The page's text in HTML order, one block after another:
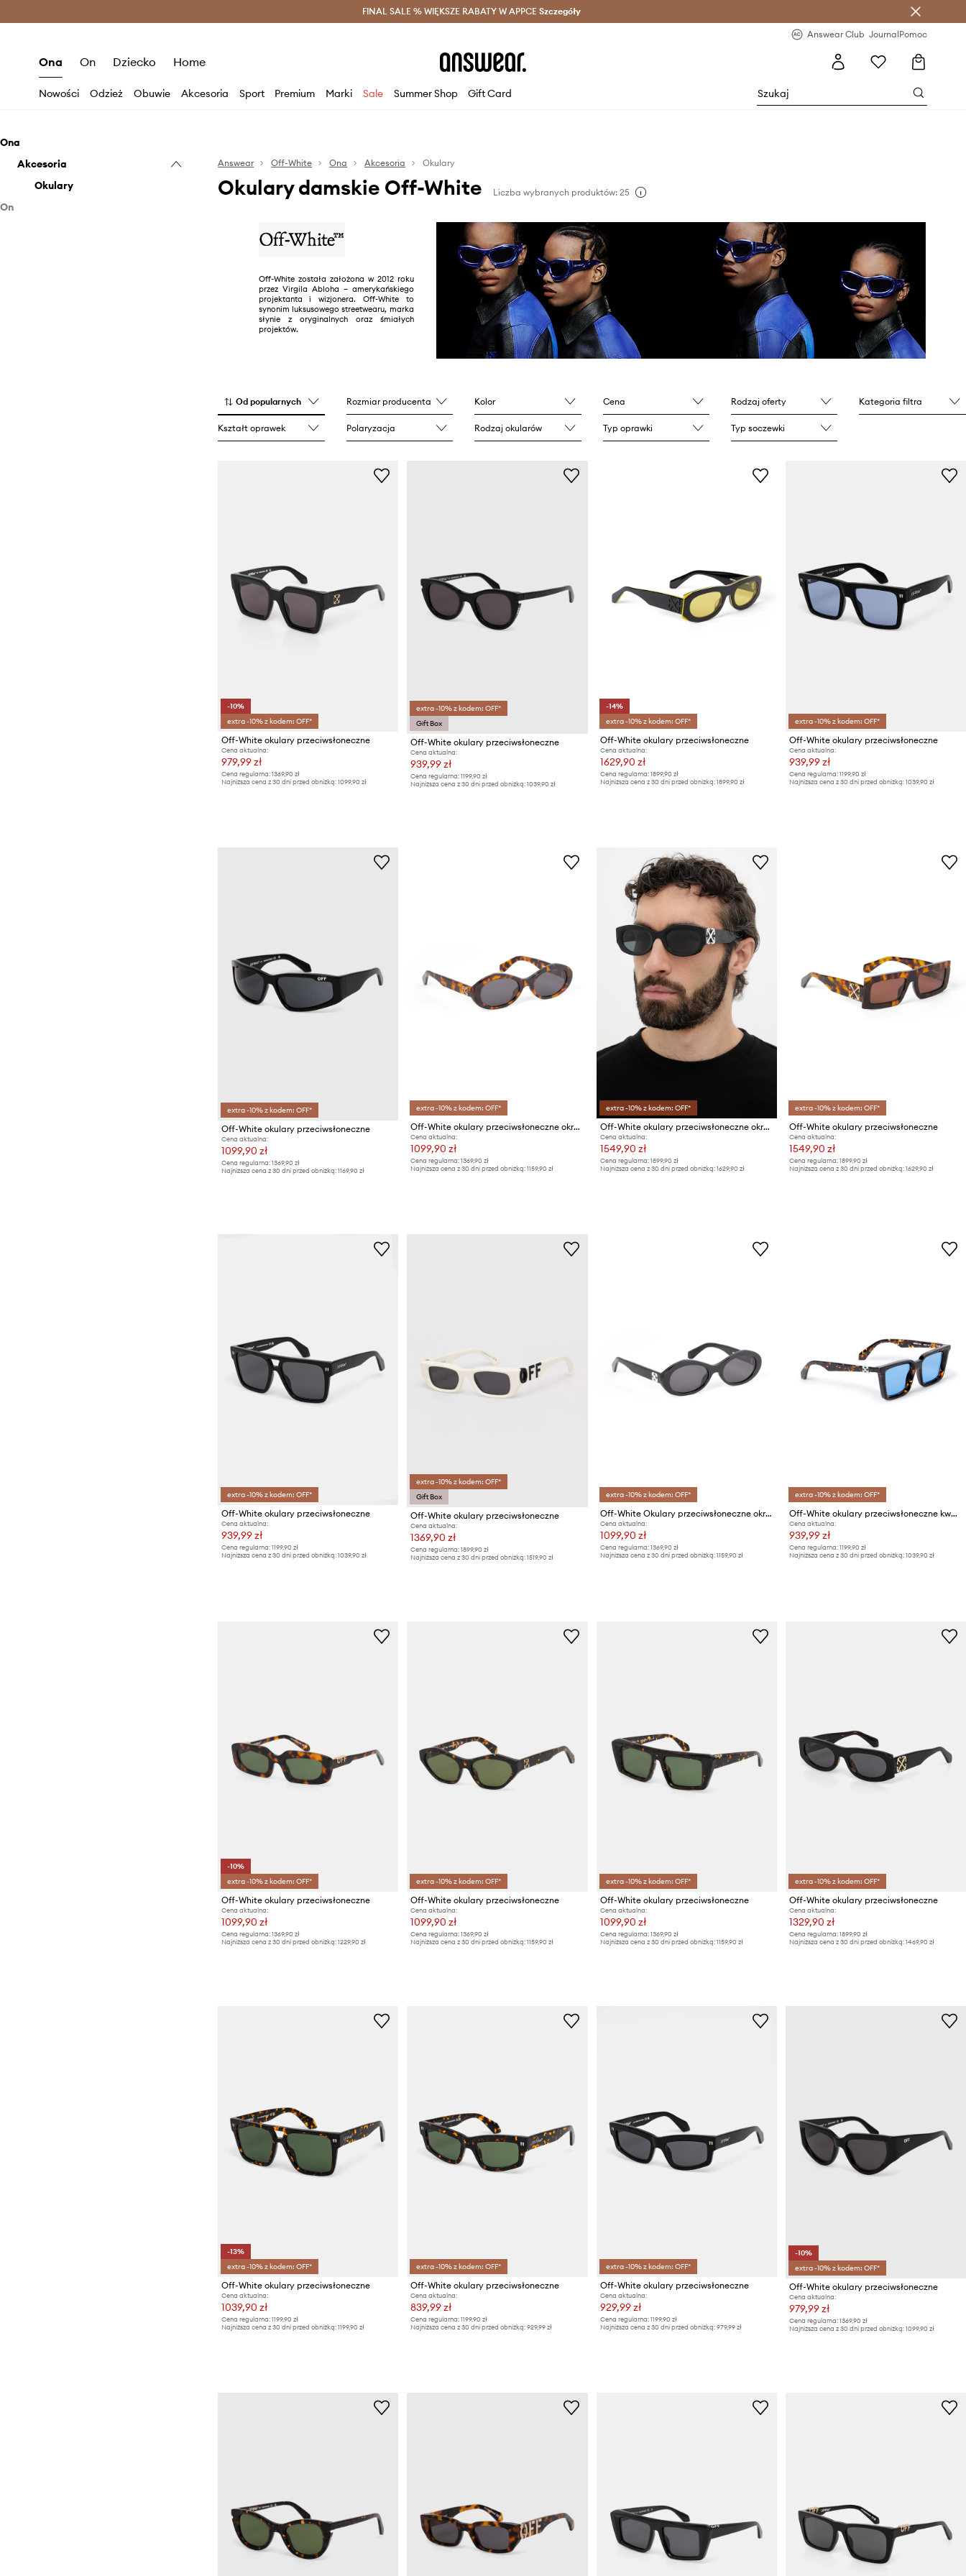
Oszczędzaj z Answear Club > Dostawa nawet w 24h >
FINAL SALE % WIĘKSZE RABATY W APPCE Szczegóły
Answear Club JournalPomoc
Ona On Dziecko Home
Nowości Odzież Obuwie Akcesoria Sport Premium Marki Sale Summer Shop Gift Card
Ona
Akcesoria
Okulary
On
Answear Off-White Ona Akcesoria Okulary
Okulary damskie Off-White Liczba wybranych produktów: 25
Off-White została założona w 2012 roku
przez Virgila Abloha – amerykańskiego
projektanta i wizjonera. Off-White to
synonim luksusowego streetwearu, marka
słynie z oryginalnych oraz śmiałych
projektów.
Od popularnych Rozmiar producenta Kolor Cena Rodzaj oferty Kategoria filtra
Kształt oprawek Polaryzacja Rodzaj okularów Typ oprawki Typ soczewki
-10%
extra -10% z kodem: OFF*
Off-White okulary przeciwsłoneczne
Cena aktualna:
979,99 zł
Cena regularna: 1369,90 zł
Najniższa cena z 30 dni przed obniżką: 1099,90 zł
extra -10% z kodem: OFF*
Gift Box
Off-White okulary przeciwsłoneczne
Cena aktualna:
939,99 zł
Cena regularna: 1199,90 zł
Najniższa cena z 30 dni przed obniżką: 1039,90 zł
-14%
extra -10% z kodem: OFF*
Off-White okulary przeciwsłoneczne
Cena aktualna:
1629,90 zł
Cena regularna: 1899,90 zł
Najniższa cena z 30 dni przed obniżką: 1899,90 zł
extra -10% z kodem: OFF*
Off-White okulary przeciwsłoneczne
Cena aktualna:
939,99 zł
Cena regularna: 1199,90 zł
Najniższa cena z 30 dni przed obniżką: 1039,90 zł
extra -10% z kodem: OFF*
Off-White okulary przeciwsłoneczne
Cena aktualna:
1099,90 zł
Cena regularna: 1369,90 zł
Najniższa cena z 30 dni przed obniżką: 1169,90 zł
extra -10% z kodem: OFF*
Off-White okulary przeciwsłoneczne okrągłe
Cena aktualna:
1099,90 zł
Cena regularna: 1369,90 zł
Najniższa cena z 30 dni przed obniżką: 1159,90 zł
extra -10% z kodem: OFF*
Off-White okulary przeciwsłoneczne okrągłe
Cena aktualna:
1549,90 zł
Cena regularna: 1899,90 zł
Najniższa cena z 30 dni przed obniżką: 1629,90 zł
extra -10% z kodem: OFF*
Off-White okulary przeciwsłoneczne
Cena aktualna:
1549,90 zł
Cena regularna: 1899,90 zł
Najniższa cena z 30 dni przed obniżką: 1629,90 zł
extra -10% z kodem: OFF*
Off-White okulary przeciwsłoneczne
Cena aktualna:
939,99 zł
Cena regularna: 1199,90 zł
Najniższa cena z 30 dni przed obniżką: 1039,90 zł
extra -10% z kodem: OFF*
Gift Box
Off-White okulary przeciwsłoneczne
Cena aktualna:
1369,90 zł
Cena regularna: 1899,90 zł
Najniższa cena z 30 dni przed obniżką: 1519,90 zł
extra -10% z kodem: OFF*
Off-White Okulary przeciwsłoneczne okrągłe
Cena aktualna:
1099,90 zł
Cena regularna: 1369,90 zł
Najniższa cena z 30 dni przed obniżką: 1159,90 zł
extra -10% z kodem: OFF*
Off-White okulary przeciwsłoneczne kwadratowe
Cena aktualna:
939,99 zł
Cena regularna: 1199,90 zł
Najniższa cena z 30 dni przed obniżką: 1039,90 zł
-10%
extra -10% z kodem: OFF*
Off-White okulary przeciwsłoneczne
Cena aktualna:
1099,90 zł
Cena regularna: 1369,90 zł
Najniższa cena z 30 dni przed obniżką: 1229,90 zł
extra -10% z kodem: OFF*
Off-White okulary przeciwsłoneczne
Cena aktualna:
1099,90 zł
Cena regularna: 1369,90 zł
Najniższa cena z 30 dni przed obniżką: 1159,90 zł
extra -10% z kodem: OFF*
Off-White okulary przeciwsłoneczne
Cena aktualna:
1099,90 zł
Cena regularna: 1369,90 zł
Najniższa cena z 30 dni przed obniżką: 1159,90 zł
extra -10% z kodem: OFF*
Off-White okulary przeciwsłoneczne
Cena aktualna:
1329,90 zł
Cena regularna: 1899,90 zł
Najniższa cena z 30 dni przed obniżką: 1469,90 zł
-13%
extra -10% z kodem: OFF*
Off-White okulary przeciwsłoneczne
Cena aktualna:
1039,90 zł
Cena regularna: 1199,90 zł
Najniższa cena z 30 dni przed obniżką: 1199,90 zł
extra -10% z kodem: OFF*
Off-White okulary przeciwsłoneczne
Cena aktualna:
839,99 zł
Cena regularna: 1199,90 zł
Najniższa cena z 30 dni przed obniżką: 929,99 zł
extra -10% z kodem: OFF*
Off-White okulary przeciwsłoneczne
Cena aktualna:
929,99 zł
Cena regularna: 1199,90 zł
Najniższa cena z 30 dni przed obniżką: 979,99 zł
-10%
extra -10% z kodem: OFF*
Off-White okulary przeciwsłoneczne
Cena aktualna:
979,99 zł
Cena regularna: 1369,90 zł
Najniższa cena z 30 dni przed obniżką: 1099,90 zł